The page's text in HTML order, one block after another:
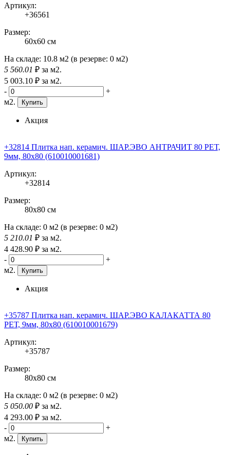
Артикул:
+36561
Размер:
60x60 см
На складе: 10.8 м2 (в резерве: 0 м2)
5 560.01 ₽ за м2.
5 003.10 ₽ за м2.
-
+
м2.
Купить
Акция
+32814 Плитка нап. керамич. ШАР.ЭВО АНТРАЧИТ 80 РЕТ,
9мм, 80x80 (610010001681)
Артикул:
+32814
Размер:
80x80 см
На складе: 0 м2 (в резерве: 0 м2)
5 210.01 ₽ за м2.
4 428.90 ₽ за м2.
-
+
м2.
Купить
Акция
+35787 Плитка нап. керамич. ШАР.ЭВО КАЛАКАТТА 80
РЕТ, 9мм, 80x80 (610010001679)
Артикул:
+35787
Размер:
80x80 см
На складе: 0 м2 (в резерве: 0 м2)
5 050.00 ₽ за м2.
4 293.00 ₽ за м2.
-
+
м2.
Купить